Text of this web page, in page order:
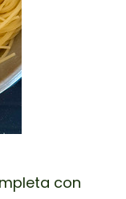
con